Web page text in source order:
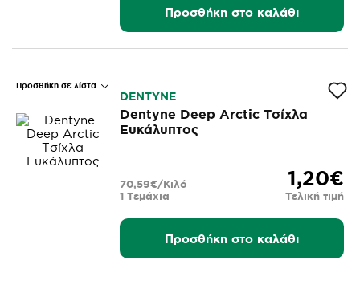
Προσθήκη στο καλάθι
Προσθήκη σε λίστα
DENTYNE
Dentyne Deep Arctic Τσίχλα
Ευκάλυπτος
1,20€
Τελική τιμή
1 Τεμάχια
70,59€/Κιλό
Προσθήκη στο καλάθι